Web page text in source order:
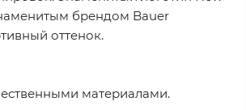
брендом Bauer
оттенок.
материалами.